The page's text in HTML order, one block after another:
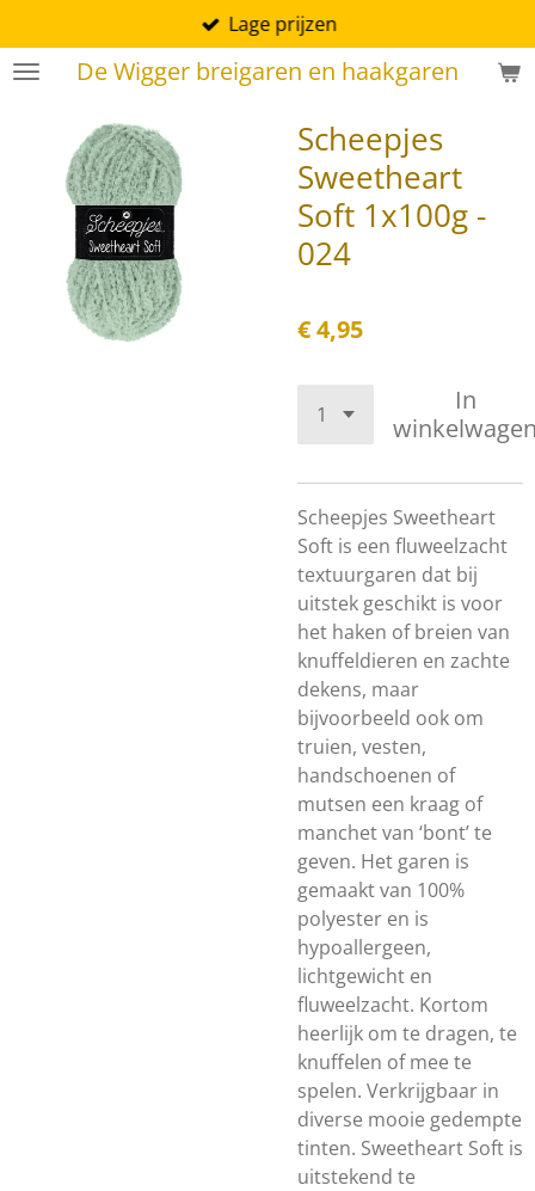
direct
naar
hoofdinhoud
De Wigger breigaren en haakgaren
Lage prijzen
Scheepjes
Sweetheart
Soft 1x100g -
024
€ 4,95
In
Scheepjes Sweetheart
Soft is een fluweelzacht
textuurgaren dat bij
uitstek geschikt is voor
het haken of breien van
knuffeldieren en zachte
dekens, maar
bijvoorbeeld ook om
truien, vesten,
handschoenen of
mutsen een kraag of
manchet van ‘bont’ te
geven. Het garen is
gemaakt van 100%
polyester en is
hypoallergeen,
lichtgewicht en
fluweelzacht. Kortom
heerlijk om te dragen, te
knuffelen of mee te
spelen. Verkrijgbaar in
diverse mooie gedempte
tinten. Sweetheart Soft is
uitstekend te